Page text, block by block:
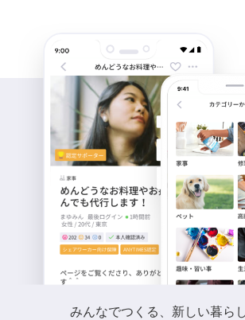
みんなでつくる、新しい暮ら